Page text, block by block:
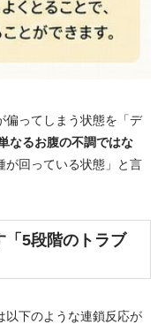
偏ってしまう状態を「デ
なるお腹の不調ではな
が回っている状態」と言
「5段階のトラブ
以下のような連鎖反応が